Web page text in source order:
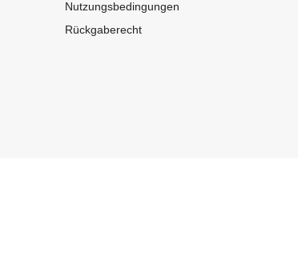
Nutzungsbedingungen
Rückgaberecht